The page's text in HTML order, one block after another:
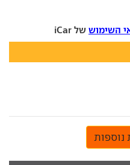
השימוש של iCar
נוספות